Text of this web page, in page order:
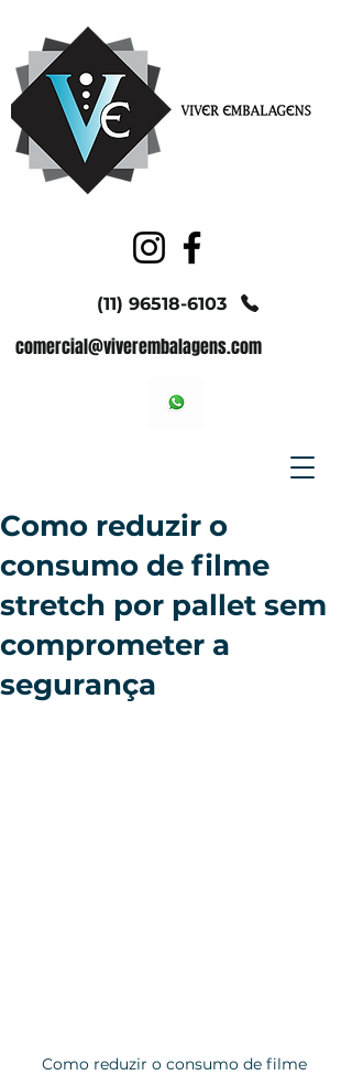
(11) 96518-6103
comercial@viverembalagens.com
Como reduzir o
consumo de filme
stretch por pallet sem
comprometer a
segurança
Como reduzir o consumo de filme